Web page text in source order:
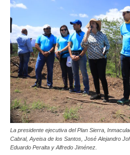
La presidente ejecutiva del Plan Sierra,
Cabral, Ayeisa de los Santos, José Alejandro
Eduardo Peralta y Alfredo Jiménez.